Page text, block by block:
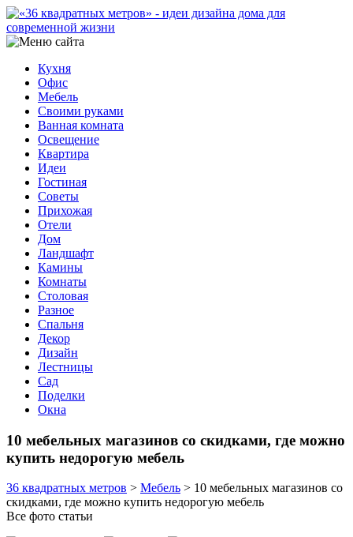
Кухня
Офис
Мебель
Своими руками
Ванная комната
Освещение
Квартира
Идеи
Гостиная
Советы
Прихожая
Отели
Дом
Ландшафт
Камины
Комнаты
Столовая
Разное
Спальня
Декор
Дизайн
Лестницы
Сад
Поделки
Окна
10 мебельных магазинов со скидками, где можно
купить недорогую мебель
36 квадратных метров > Мебель > 10 мебельных магазинов со
скидками, где можно купить недорогую мебель
Все фото статьи